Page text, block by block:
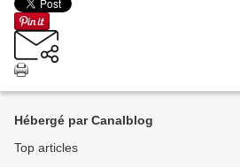
Hébergé par Canalblog
Top articles